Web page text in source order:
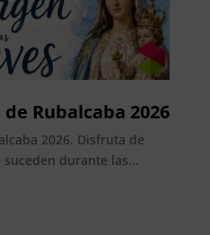
Rubalcaba 2026
2026. Disfruta de
durante las...